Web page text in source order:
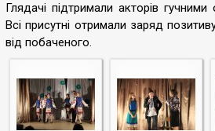
Глядачі підтримали акторів
Всі присутні отримали заряд
від побаченого.